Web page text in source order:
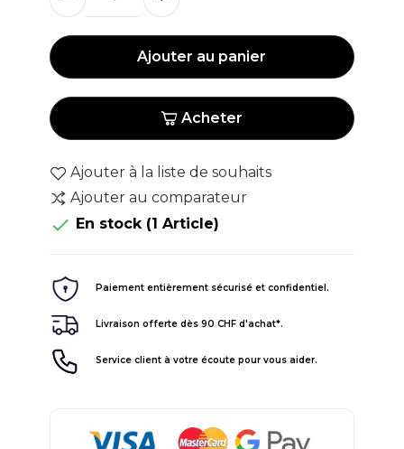
Ajouter au panier
Acheter
Ajouter à la liste de souhaits
Ajouter au comparateur
 En stock (1 Article)
Paiement entièrement sécurisé et confidentiel.
Livraison offerte dès 90 CHF d'achat*.
Service client à votre écoute pour vous aider.